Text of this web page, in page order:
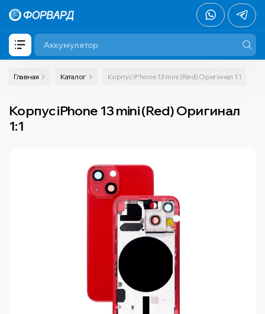
Главная Каталог Корпус iPhone 13 mini (Red) Оригинал 1:1
Корпус iPhone 13 mini (Red) Оригинал
1:1